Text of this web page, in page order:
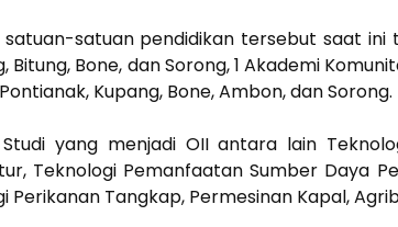
satuan pendidikan tersebut saat ini
Bitung, Bone, dan Sorong, 1 Akademi
Kupang, Bone, Ambon, dan Sorong.
yang menjadi OII antara lain
Teknologi Pemanfaatan Sumber Daya
Perikanan Tangkap, Permesinan Kapal,